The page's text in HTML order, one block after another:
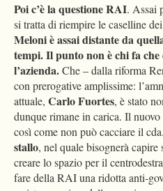
Poi c’è la questione RAI. Assai
si tratta di riempire le caselline
Meloni è assai distante da
tempi. Il punto non è chi fa che
l’azienda.Che – dalla riforma
con prerogative amplissime:
attuale, Carlo Fuortes, è stato
dunque rimane in carica. Il
così come non può cacciare il cda.
stallo, nel quale bisognerà
creare lo spazio per il
fare della RAI una ridotta anti-